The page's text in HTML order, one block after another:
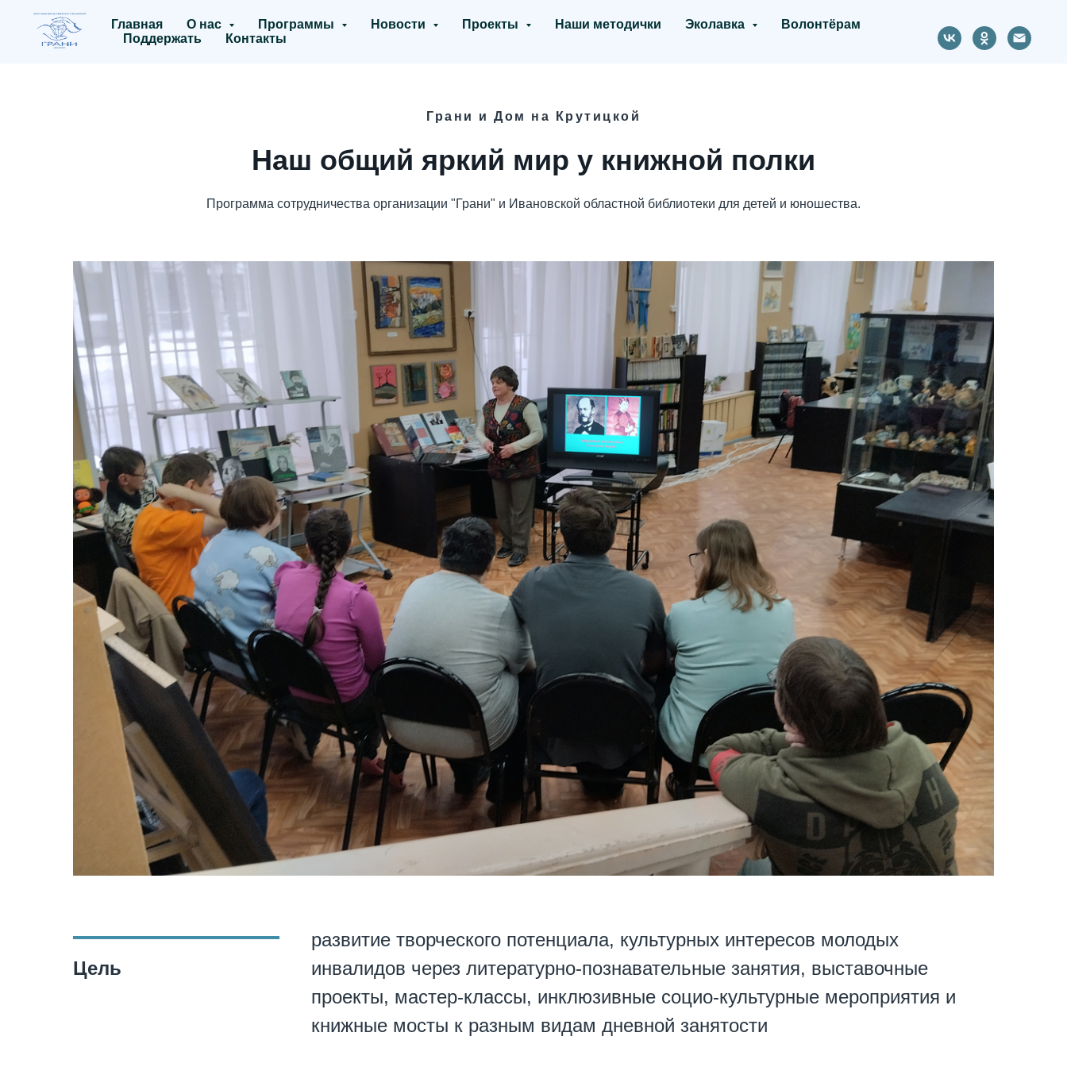
Главная О нас Программы Новости Проекты Наши методички Эколавка
Волонтёрам
Поддержать
Контакты
Грани и Дом на Крутицкой
Наш общий яркий мир у книжной полки
Программа сотрудничества организации "Грани" и Ивановской областной библиотеки для детей и юношества.
Цель
развитие творческого потенциала, культурных интересов молодых
инвалидов через литературно-познавательные занятия, выставочные
проекты, мастер-классы, инклюзивные социо-культурные мероприятия и
книжные мосты к разным видам дневной занятости